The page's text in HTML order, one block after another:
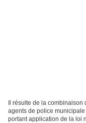
Il résulte de la combinaison
agents de police
portant application de la loi